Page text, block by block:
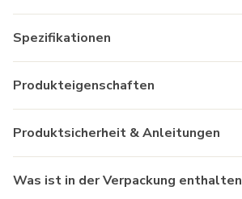
Spezifikationen
Produkteigenschaften
Produktsicherheit & Anleitungen
Was ist in der Verpackung enthalten